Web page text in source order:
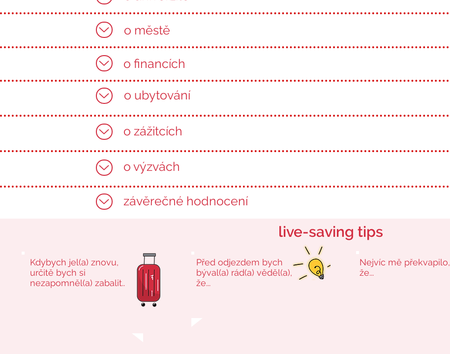
o městě
o financích
o ubytování
o zážitcích
o výzvách
závěrečné hodnocení
live-saving tips
Kdybych jel(a) znovu,
určitě bych si
nezapomněl(a) zabalit..
Před odjezdem bych
býval(a) rád(a) věděl(a),
že...
Nejvíc mě překvapilo,
že...